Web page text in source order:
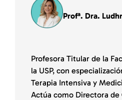
Profª. Dra.
Profesora Titular de la
la USP, con
Terapia Intensiva y
Actúa como Directora de